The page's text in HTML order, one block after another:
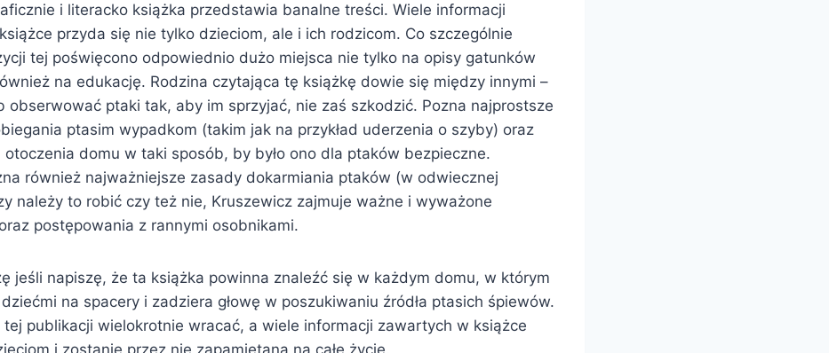
i literacko książka przedstawia banalne treści. Wiele informacji
przyda się nie tylko dzieciom, ale i ich rodzicom. Co szczególnie
tej poświęcono odpowiednio dużo miejsca nie tylko na opisy gatunków
na edukację. Rodzina czytająca tę książkę dowie się między innymi –
obserwować ptaki tak, aby im sprzyjać, nie zaś szkodzić. Pozna najprostsze
ptasim wypadkom (takim jak na przykład uderzenia o szyby) oraz
domu w taki sposób, by było ono dla ptaków bezpieczne.
również najważniejsze zasady dokarmiania ptaków (w odwiecznej
należy to robić czy też nie, Kruszewicz zajmuje ważne i wyważone
postępowania z rannymi osobnikami.
jeśli napiszę, że ta książka powinna znaleźć się w każdym domu, w którym
na spacery i zadziera głowę w poszukiwaniu źródła ptasich śpiewów.
tej publikacji wielokrotnie wracać, a wiele informacji zawartych w książce